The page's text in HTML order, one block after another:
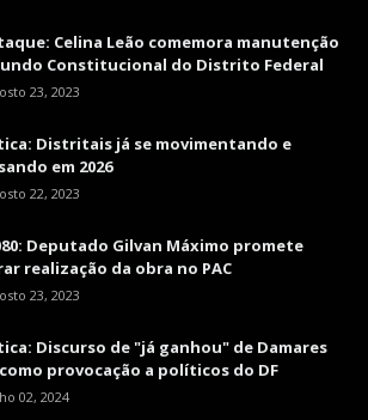
Celina Leão comemora manutenção
Constitucional do Distrito Federal
23, 2023
Distritais já se movimentando e
em 2026
22, 2023
Deputado Gilvan Máximo promete
realização da obra no PAC
23, 2023
Discurso de "já ganhou" de Damares
provocação a políticos do DF
02, 2024